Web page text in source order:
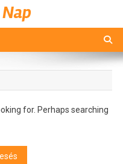
for. Perhaps searching